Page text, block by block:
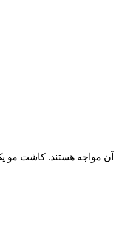
آن مواجه هستند. کاشت مو